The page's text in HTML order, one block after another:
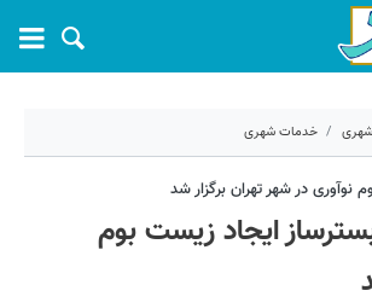
خدمات شهری
نوآوری در شهر تهران برگزار شد
ایجاد زیست بوم